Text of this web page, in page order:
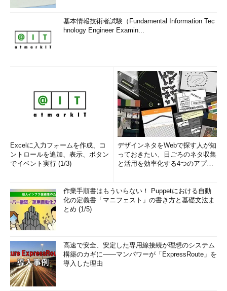
基本情報技術者試験（Fundamental Information Tec
hnology Engineer Examin...
Excelに入力フォームを作成、コ
ントロールを追加、表示、ボタン
でイベント実行 (1/3)
デザインネタをWebで探す人が知
っておきたい、日ごろのネタ収集
と活用を効率化する4つのアプリ
作業手順書はもういらない！ Puppetにおける自動
化の定義書「マニフェスト」の書き方と基礎文法ま
とめ (1/5)
高速で安全、安定した専用線接続が理想のシステム
構築のカギに――マンパワーが「ExpressRoute」を
導入した理由